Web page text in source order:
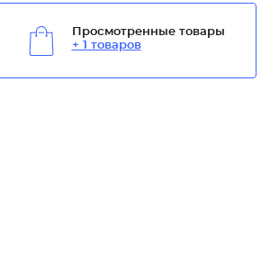
Просмотренные товары
+ 1 товаров